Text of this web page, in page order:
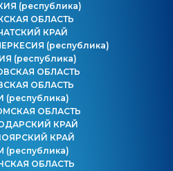
(республика)
ОБЛАСТЬ
КРАЙ
(республика)
(республика)
ОБЛАСТЬ
ОБЛАСТЬ
(республика)
ОБЛАСТЬ
КРАЙ
КРАЙ
(республика)
ОБЛАСТЬ